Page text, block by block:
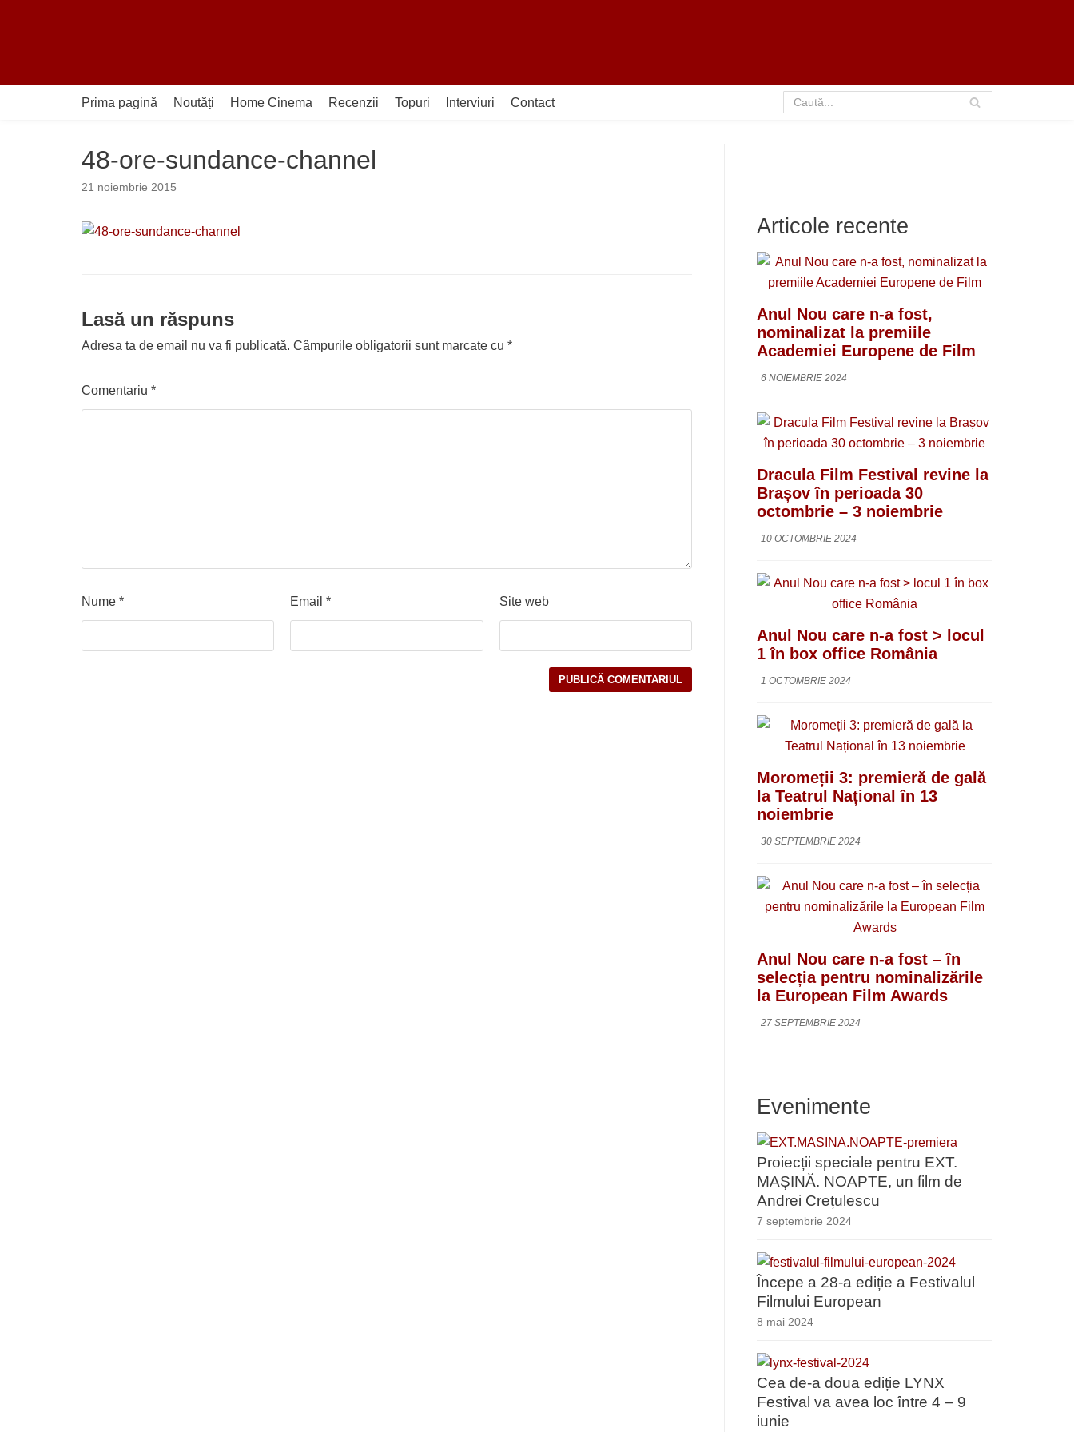
conținut
Prima pagină
Noutăți Home Cinema Recenzii Topuri Interviuri Contact
48-ore-sundance-channel
21 noiembrie 2015
Lasă un răspuns
Adresa ta de email nu va fi publicată. Câmpurile obligatorii sunt marcate cu *
Comentariu *
Nume * Email* Site web
Articole recente
Anul Nou care n-a fost,
nominalizat la premiile
Academiei Europene de Film
6 NOIEMBRIE 2024
Dracula Film Festival revine la
Brașov în perioada 30
octombrie – 3 noiembrie
10 OCTOMBRIE 2024
Anul Nou care n-a fost > locul
1 în box office România
1 OCTOMBRIE 2024
Moromeții 3: premieră de gală
la Teatrul Național în 13
noiembrie
30 SEPTEMBRIE 2024
Anul Nou care n-a fost – în
selecția pentru nominalizările
la European Film Awards
27 SEPTEMBRIE 2024
Evenimente
Proiecții speciale pentru EXT.
MAȘINĂ. NOAPTE, un film de
Andrei Crețulescu
7 septembrie 2024
Începe a 28-a ediție a Festivalul
Filmului European
8 mai 2024
Cea de-a doua ediție LYNX
Festival va avea loc între 4 – 9
iunie